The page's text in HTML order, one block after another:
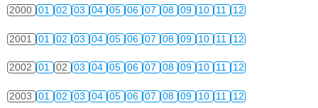
2000 01 02 03 04 05 06 07 08 09 10 11 12
2001 01 02 03 04 05 06 07 08 09 10 11 12
2002 01 02 03 04 05 06 07 08 09 10 11 12
2003 01 02 03 04 05 06 07 08 09 10 11 12